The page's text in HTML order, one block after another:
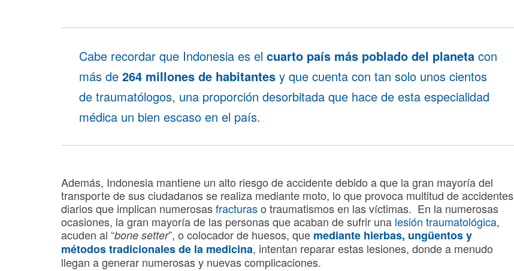
Cabe recordar que Indonesia es el cuarto país más poblado del planeta con
más de 264 millones de habitantes y que cuenta con tan solo unos cientos
de traumatólogos, una proporción desorbitada que hace de esta especialidad
médica un bien escaso en el país.
Además, Indonesia mantiene un alto riesgo de accidente debido a que la gran mayoría del
transporte de sus ciudadanos se realiza mediante moto, lo que provoca multitud de accidentes
diarios que implican numerosasfracturaso traumatismos en las víctimas. En la numerosas
ocasiones, la gran mayoría de las personas que acaban de sufrir una lesión traumatológica,
acuden al “bone setter”, o colocador de huesos, que mediante hierbas, ungüentos y
métodos tradicionales de la medicina, intentan reparar estas lesiones, donde a menudo
llegan a generar numerosas y nuevas complicaciones.